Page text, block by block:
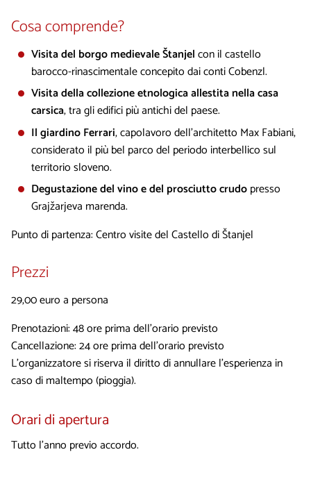
Cosa comprende?
Visita del borgo medievale Štanjelcon il castello
barocco-rinascimentale concepito dai conti Cobenzl.
Visita della collezione etnologica allestita nella casa
carsica, tra gli edifici più antichi del paese.
Il giardino Ferrari, capolavoro dell’architetto Max Fabiani,
considerato il più bel parco del periodo interbellico sul
territorio sloveno.
Degustazione del vino e del prosciutto crudopresso
Grajžarjeva marenda.
Punto di partenza: Centro visite del Castello di Štanjel
Prezzi
29,00 euro a persona
Prenotazioni: 48 ore prima dell’orario previsto
Cancellazione: 24 ore prima dell’orario previsto
L’organizzatore si riserva il diritto di annullare l’esperienza in
caso di maltempo (pioggia).
Orari di apertura
Tutto l’anno previo accordo.